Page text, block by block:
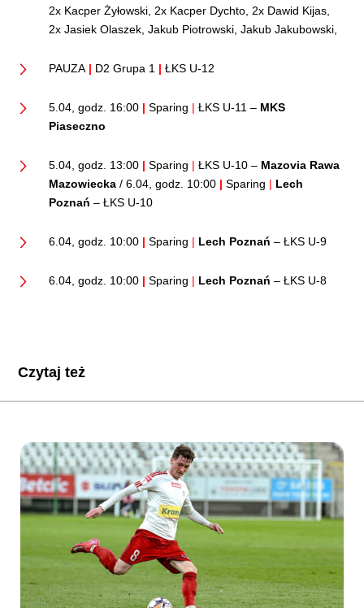
2x Kacper Żyłowski, 2x Kacper Dychto, 2x Dawid Kijas,
2x Jasiek Olaszek, Jakub Piotrowski, Jakub Jakubowski,
PAUZA | D2 Grupa 1 | ŁKS U-12
5.04, godz. 16:00 | Sparing | ŁKS U-11 – MKS
Piaseczno
5.04, godz. 13:00 | Sparing | ŁKS U-10 – Mazovia Rawa
Mazowiecka / 6.04, godz. 10:00 | Sparing | Lech
Poznań – ŁKS U-10
6.04, godz. 10:00 | Sparing | Lech Poznań – ŁKS U-9
6.04, godz. 10:00 | Sparing | Lech Poznań – ŁKS U-8
Czytaj też